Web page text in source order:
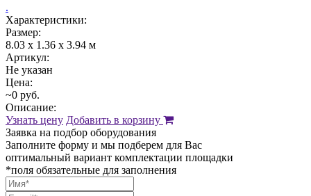
.
Характеристики:
Размер:
8.03 x 1.36 x 3.94 м
Артикул:
Не указан
Цена:
~0 руб.
Описание:
Узнать цену Добавить в корзину
Заявка на подбор оборудования
Заполните форму и мы подберем для Вас
оптимальный вариант комплектации площадки
*поля обязательные для заполнения